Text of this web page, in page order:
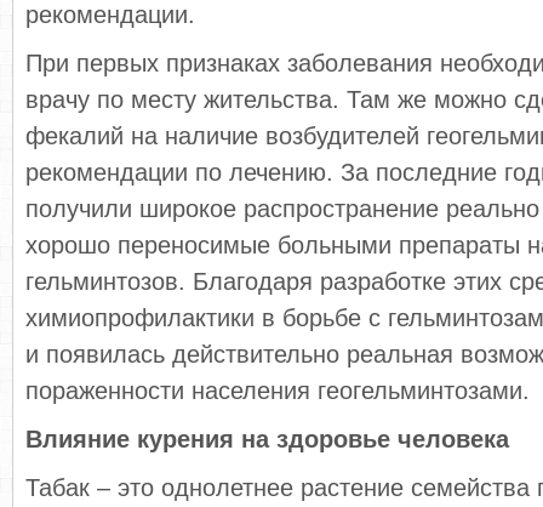
рекомендации.
При первых признаках заболевания
врачу по месту жительства. Там же можно
фекалий на наличие возбудителей
рекомендации по лечению. За последние
получили широкое распространение
хорошо переносимые больными препараты
гельминтозов. Благодаря разработке этих
химиопрофилактики в борьбе с
и появилась действительно реальная
пораженности населения геогельминтозами.
Влияние курения на здоровье человека
Табак – это однолетнее растение семейства